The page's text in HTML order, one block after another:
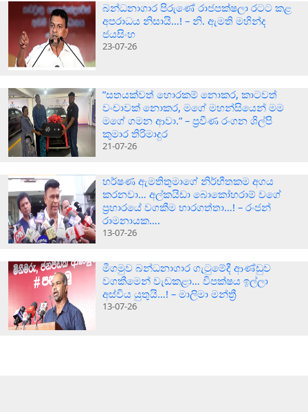
බන්ධනාගාර පිරුණේ රාජපක්ෂලා රටට කළ
අපරාධය නිසායි…! – නි. ඇමති මහින්ද
ජයසිංහ
23-07-26
”සතයක්වත් හොරකම් නොකර, කාටවත්
වංචාවක් නොකර, මගේ මහන්සියෙන් මම
මගේ ගමන ආවා.” – ප්‍රවීණ රංගන ශිල්පි
කුමාර තිරිමාදුර
21-07-26
හර්ෂණ ඇමතිතුමාගේ නිර්භීතකම අගය
කරනවා… අල්කයිඩා බොකෝහරාම් වගේ
ප්‍රහාරයේ වගකීම භාරගත්තා…! – රංජන්
රාමනායක….
13-07-26
මීගමුව බන්ධනාගාර ගැටුමේදී ආණ්ඩුව
වගකීමෙන් වැඩකළා… විපක්ෂය ඉල්ලා
අස්විය යුතුයි…! – මාලිමා මන්ත්‍රී
13-07-26